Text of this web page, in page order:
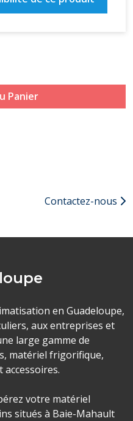
Panier
Contactez-nous
en Guadeloupe,
aux entreprises et
large gamme de
matériel frigorifique,
votre matériel
situés à Baie-Mahault